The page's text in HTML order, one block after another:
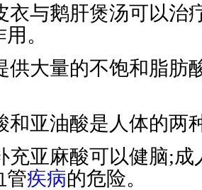
衣与鹅肝煲汤可以治
。
供大量的不饱和脂肪
和亚油酸是人体的两
充亚麻酸可以健脑;
管疾病的危险。